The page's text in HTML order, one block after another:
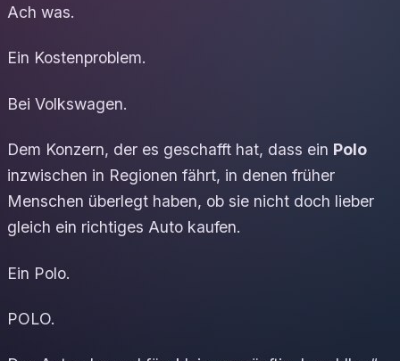
Ach was.
Ein Kostenproblem.
Bei Volkswagen.
Dem Konzern, der es geschafft hat, dass ein Polo
inzwischen in Regionen fährt, in denen früher
Menschen überlegt haben, ob sie nicht doch lieber
gleich ein richtiges Auto kaufen.
Ein Polo.
POLO.